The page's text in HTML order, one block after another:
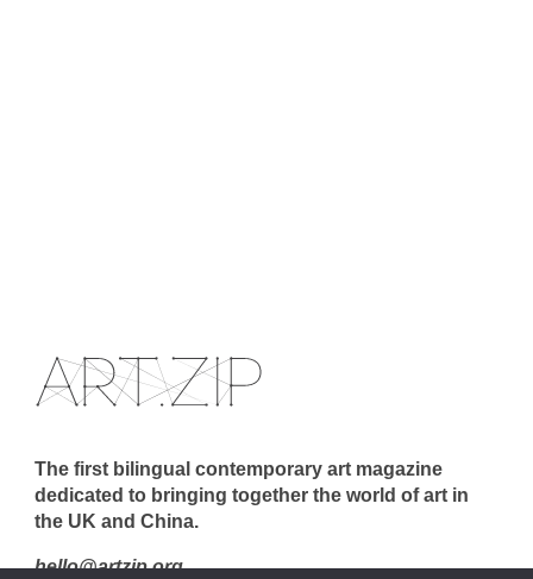
The first bilingual contemporary art magazine
dedicated to bringing together the world of art in
the UK and China.
hello@artzip.org